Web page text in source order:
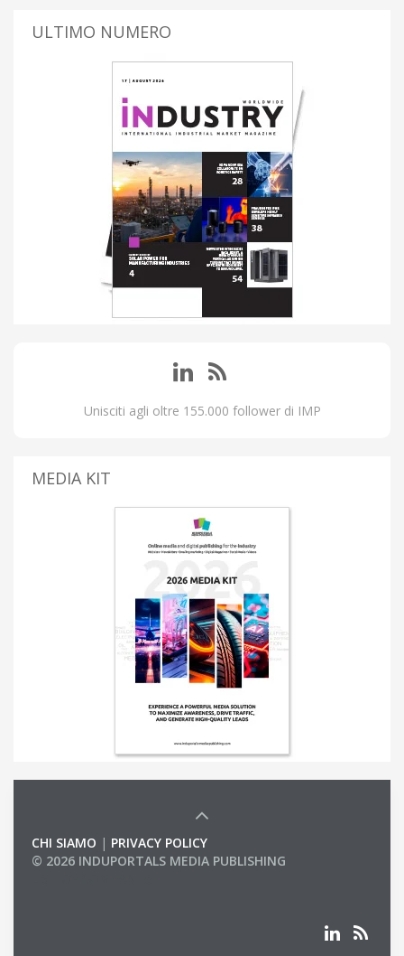
ULTIMO NUMERO
Unisciti agli oltre 155.000 follower di IMP
MEDIA KIT
CHI SIAMO | PRIVACY POLICY
© 2026 INDUPORTALS MEDIA PUBLISHING